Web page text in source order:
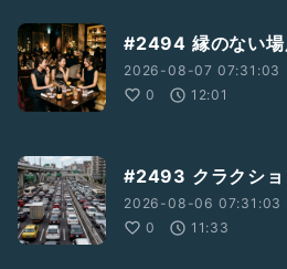
#2494 縁のない場
2026-08-07 07:31:03
0
12:01
#2493 クラクショ
2026-08-06 07:31:03
0
11:33